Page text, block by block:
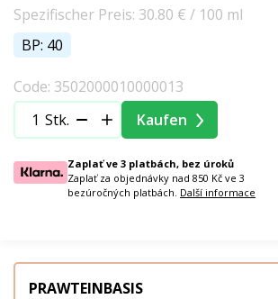
Spezifischer Preis: 30.80 € / 100 ml
BP: 40
Code: 3502000010000013
Stk.
Kaufen
Zaplať ve 3 platbách, bez úroků
Zaplať za objednávky nad 850 Kč ve 3
bezúročných platbách. Další informace
PRAWTEINBASIS